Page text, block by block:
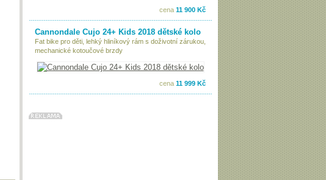
cena 11 900 Kč
Cannondale Cujo 24+ Kids 2018 dětské kolo
Fat bike pro děti, lehký hliníkový rám s doživotní zárukou,
mechanické kotoučové brzdy
cena 11 999 Kč